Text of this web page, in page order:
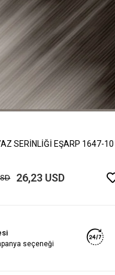
SERİNLİĞİ EŞARP 1647-10
26,23 USD
seçeneği